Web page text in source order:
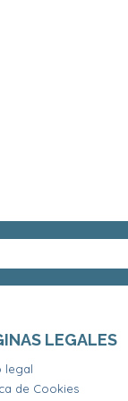
LEGALES
legal
de Cookies